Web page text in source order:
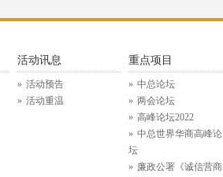
活动讯息
活动预告
活动重温
重点项目
中总论坛
两会论坛
高峰论坛2022
中总世界华商高峰论
坛
廉政公署《诚信营商